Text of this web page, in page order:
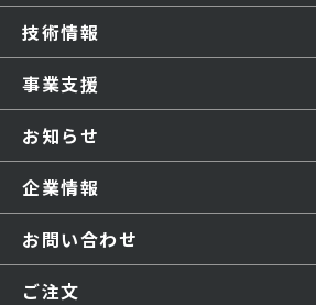
技術情報
事業支援
お知らせ
企業情報
お問い合わせ
ご注文